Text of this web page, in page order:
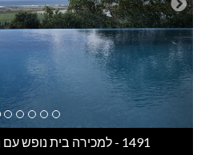
1491 - למכירה בית נופש עם נוף לים בזכרון יעקב